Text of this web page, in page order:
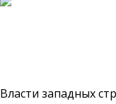
Власти западных